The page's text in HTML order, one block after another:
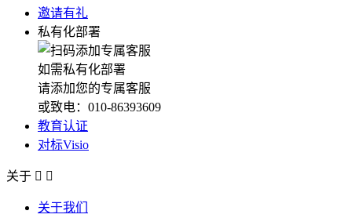
邀请有礼
私有化部署
如需私有化部署
请添加您的专属客服
或致电：010-86393609
教育认证
对标Visio
关于  
关于我们